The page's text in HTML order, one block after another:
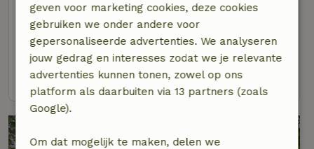
Natuurhuisje in Assendelft
Op 8 km afstand van Beverwijk
2 personen
geven voor marketing cookies, deze cookies
gebruiken we onder andere voor
gepersonaliseerde advertenties. We analyseren
jouw gedrag en interesses zodat we je relevante
advertenties kunnen tonen, zowel op ons
platform als daarbuiten via 13 partners (zoals
Google).
Om dat mogelijk te maken, delen we